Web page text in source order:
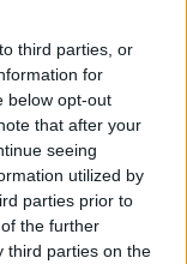
third parties, or
for
below opt-out
that after your
seeing
utilized by
parties prior to
the further
third parties on the
на САЩ, в